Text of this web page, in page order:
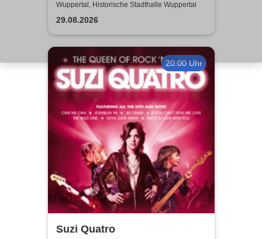
Wuppertal, Historische Stadthalle Wuppertal
29.08.2026
20:00 Uhr
Suzi Quatro